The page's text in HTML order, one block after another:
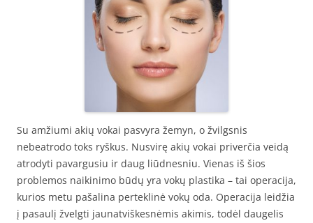
Su amžiumi akių vokai pasvyra žemyn, o žvilgsnis
nebeatrodo toks ryškus. Nusvirę akių vokai priverčia veidą
atrodyti pavargusiu ir daug liūdnesniu. Vienas iš šios
problemos naikinimo būdų yra vokų plastika – tai operacija,
kurios metu pašalina perteklinė vokų oda. Operacija leidžia
į pasaulį žvelgti jaunatviškesnėmis akimis, todėl daugelis